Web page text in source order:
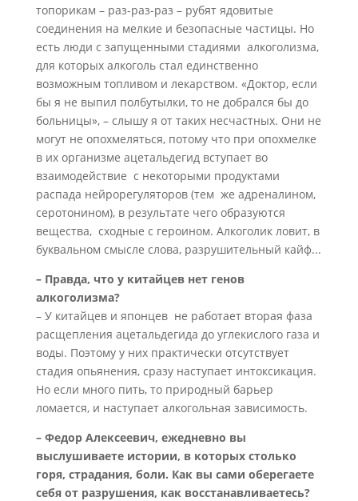
топорикам – раз-раз-раз – рубят ядовитые
соединения на мелкие и безопасные частицы. Но
есть люди с запущенными стадиями алкоголизма,
для которых алкоголь стал единственно
возможным топливом и лекарством. «Доктор, если
бы я не выпил полбутылки, то не добрался бы до
больницы», – слышу я от таких несчастных. Они не
могут не опохмеляться, потому что при опохмелке
в их организме ацетальдегид вступает во
взаимодействие с некоторыми продуктами
распада нейрорегуляторов (тем же адреналином,
серотонином), в результате чего образуются
вещества, сходные с героином. Алкоголик ловит, в
буквальном смысле слова, разрушительный кайф...
– Правда, что у китайцев нет генов
алкоголизма?
– У китайцев и японцев не работает вторая фаза
расщепления ацетальдегида до углекислого газа и
воды. Поэтому у них практически отсутствует
стадия опьянения, сразу наступает интоксикация.
Но если много пить, то природный барьер
ломается, и наступает алкогольная зависимость.
– Федор Алексеевич, ежедневно вы
выслушиваете истории, в которых столько
горя, страдания, боли. Как вы сами оберегаете
себя от разрушения, как восстанавливаетесь?